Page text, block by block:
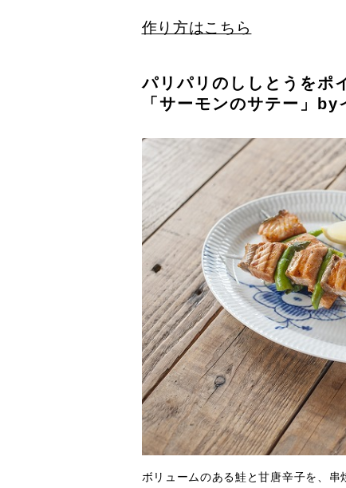
作り方はこちら
パリパリのししとうをポ
「サーモンのサテー」
ボリュームのある鮭と甘唐辛子を、